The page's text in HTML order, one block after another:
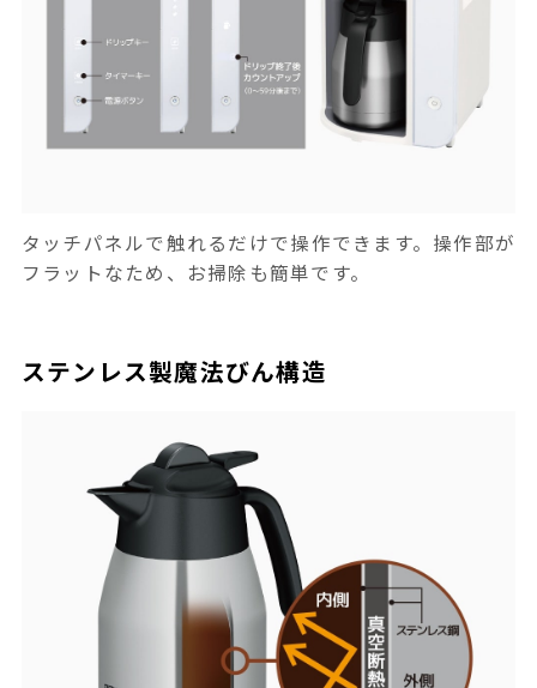
タッチパネルで触れるだけで操作できます。操作部が
フラットなため、お掃除も簡単です。
ステンレス製魔法びん構造